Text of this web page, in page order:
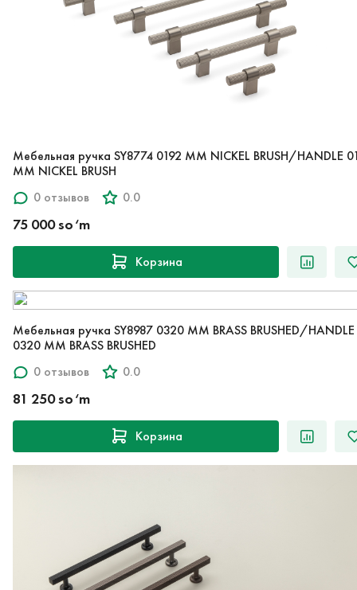
Мебельная ручка SY8774 0192 MM NICKEL BRUSH/HANDLE
MM NICKEL BRUSH
0 отзывов
0.0
75 000 so‘m
Корзина
Мебельная ручка SY8987 0320 MM BRASS BRUSHED/HANDLE
0320 MM BRASS BRUSHED
0 отзывов
0.0
81 250 so‘m
Корзина